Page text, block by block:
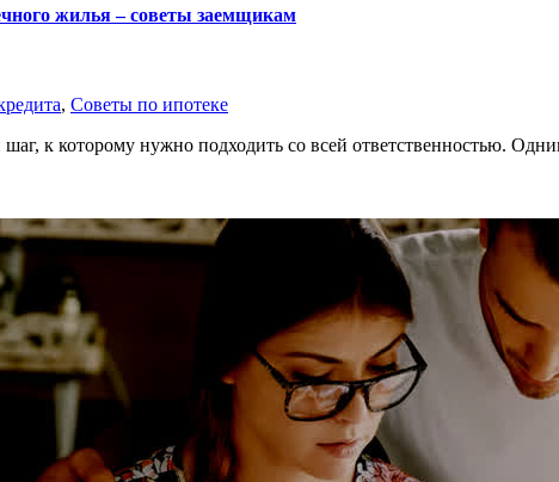
жилья – советы заемщикам
, Советы по ипотеке
к которому нужно подходить со всей ответственностью.